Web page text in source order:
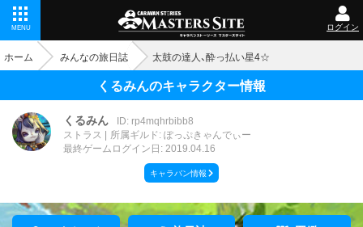
MENU ログイン
ホーム みんなの旅日誌 太鼓の達人、酔っ払い星4☆
くるみんのキャラクター情報
くるみん
ID: rp4mqhrbibb8
ストラス
所属ギルド: ぽっぷきゃんでぃー
最終ゲームログイン日: 2019.04.16
キャラバン情報